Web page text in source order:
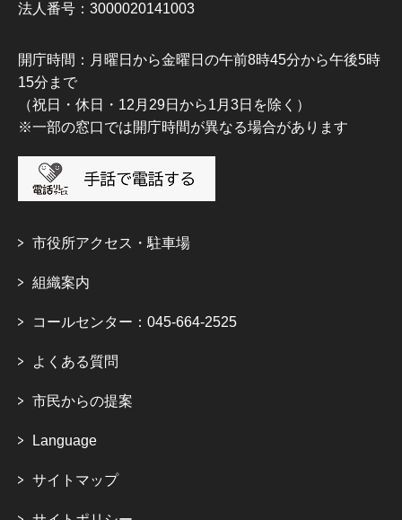
法人番号：3000020141003
開庁時間：月曜日から金曜日の午前8時45分から午後5時
15分まで
（祝日・休日・12月29日から1月3日を除く）
※一部の窓口では開庁時間が異なる場合があります
市役所アクセス・駐車場
組織案内
コールセンター：045-664-2525
よくある質問
市民からの提案
Language
サイトマップ